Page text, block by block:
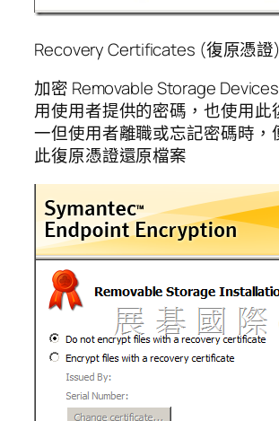
Recovery Certificates (復原憑證)
加密 Removable Storage
用使用者提供的密碼，也使用此
一但使用者離職或忘記密碼時，
此復原憑證還原檔案